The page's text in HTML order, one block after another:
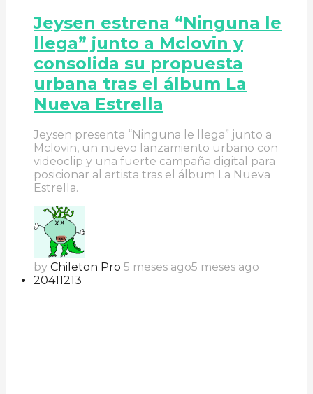
Jeysen estrena “Ninguna le
llega” junto a Mclovin y
consolida su propuesta
urbana tras el álbum La
Nueva Estrella
Jeysen presenta “Ninguna le llega” junto a
Mclovin, un nuevo lanzamiento urbano con
videoclip y una fuerte campaña digital para
posicionar al artista tras el álbum La Nueva
Estrella.
by Chileton Pro 5 meses ago5 meses ago
20411213